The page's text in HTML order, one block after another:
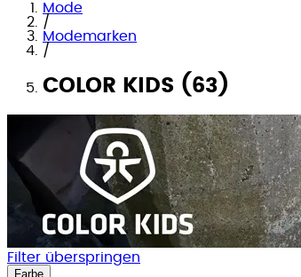
Mode
/
Modemarken
/
COLOR KIDS (63)
Filter überspringen
Farbe